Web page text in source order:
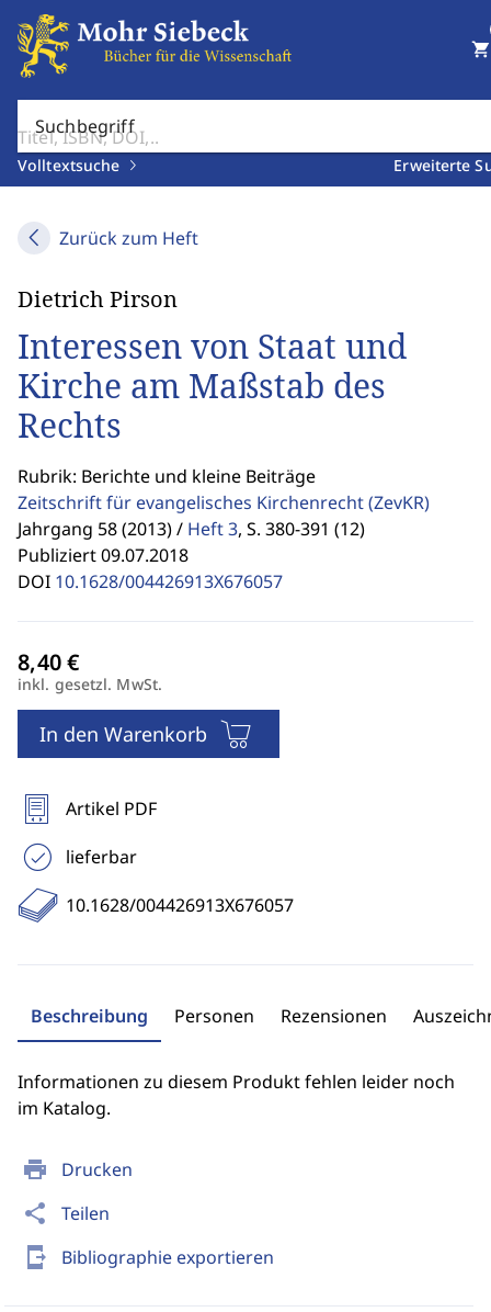
Suchbegriff
Volltextsuche Erweiterte
shopping_cart
Zurück zum Heft
print Drucken
share Teilen
send_to_mobile Bibliographie exportieren
Dietrich Pirson
Interessen von Staat und
Kirche am Maßstab des
Rechts
Rubrik: Berichte und kleine Beiträge
Zeitschrift für evangelisches Kirchenrecht(ZevKR)
Jahrgang 58 (2013) / Heft 3, S. 380-391 (12)
Publiziert 09.07.2018
DOI 10.1628/004426913X676057
inkl. gesetzl. MwSt.
In den Warenkorb
Artikel PDF
lieferbar
10.1628/004426913X676057
Beschreibung Personen Rezensionen
Informationen zu diesem Produkt fehlen leider noch
im Katalog.